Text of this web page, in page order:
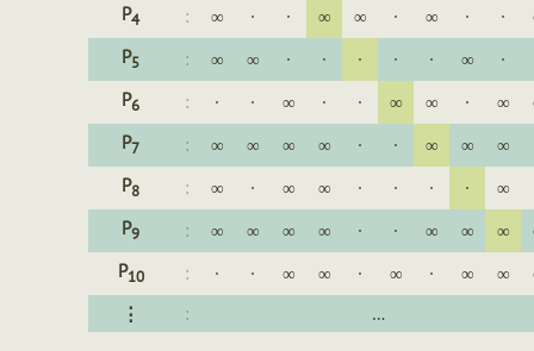
P4 : ∞ · · ∞ ∞ · ∞ · ·
P5 : ∞ ∞ · · · · · ∞
·
P6 : · · ∞ · · ∞ ∞ · ∞
P7 : ∞ ∞ ∞ ∞ · · ∞ ∞
∞
P8 : ∞ · ∞ ∞ · · · ·
∞
P9 : ∞ ∞ ∞ ∞ · · ∞ ∞ ∞
P10 : · · ∞ ∞ · ∞ · ∞ ∞
⋮
: …